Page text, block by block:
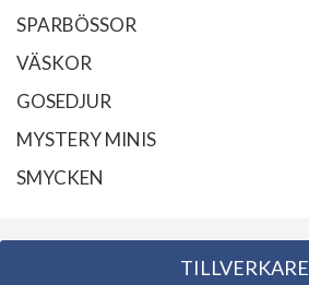
SPARBÖSSOR
VÄSKOR
GOSEDJUR
MYSTERY MINIS
SMYCKEN
TILLVERKARE